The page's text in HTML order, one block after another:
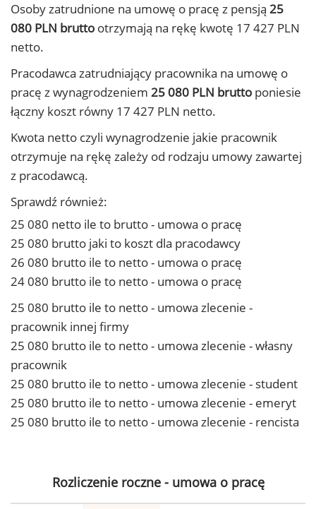
Osoby zatrudnione na umowę o pracę z pensją 25
080 PLN brutto otrzymają na rękę kwotę 17 427 PLN
netto.
Pracodawca zatrudniający pracownika na umowę o
pracę z wynagrodzeniem 25 080 PLN brutto poniesie
łączny koszt równy 17 427 PLN netto.
Kwota netto czyli wynagrodzenie jakie pracownik
otrzymuje na rękę zależy od rodzaju umowy zawartej
z pracodawcą.
Sprawdź również:
25 080 netto ile to brutto - umowa o pracę
25 080 brutto jaki to koszt dla pracodawcy
26 080 brutto ile to netto - umowa o pracę
24 080 brutto ile to netto - umowa o pracę
25 080 brutto ile to netto - umowa zlecenie -
pracownik innej firmy
25 080 brutto ile to netto - umowa zlecenie - własny
pracownik
25 080 brutto ile to netto - umowa zlecenie - student
25 080 brutto ile to netto - umowa zlecenie - emeryt
25 080 brutto ile to netto - umowa zlecenie - rencista
Rozliczenie roczne - umowa o pracę